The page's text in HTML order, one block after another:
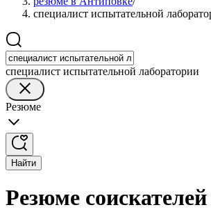
специалист испытательной
специалист испытательной лаборатории
Резюме
Найти
Резюме